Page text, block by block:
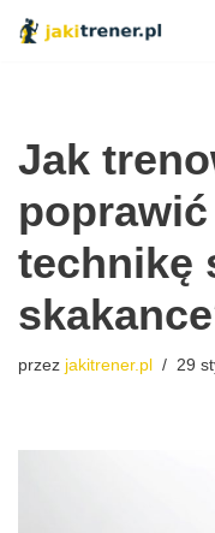
Jak
technikę
przez jakitrener.pl 29